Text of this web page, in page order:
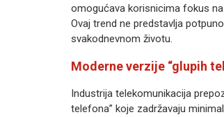
omogućava korisnicima fokus
Ovaj trend ne predstavlja
svakodnevnom životu.
Moderne verzije “glupih
Industrija telekomunikacija
telefona” koje zadržavaju